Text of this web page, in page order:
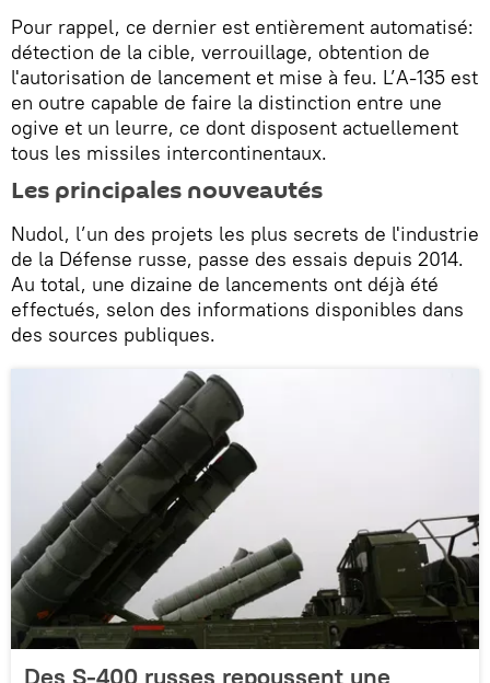
Pour rappel, ce dernier est entièrement automatisé:
détection de la cible, verrouillage, obtention de
l'autorisation de lancement et mise à feu. L’A-135 est
en outre capable de faire la distinction entre une
ogive et un leurre, ce dont disposent actuellement
tous les missiles intercontinentaux.
Les principales nouveautés
Nudol, l’un des projets les plus secrets de l'industrie
de la Défense russe, passe des essais depuis 2014.
Au total, une dizaine de lancements ont déjà été
effectués, selon des informations disponibles dans
des sources publiques.
Des S-400 russes repoussent une